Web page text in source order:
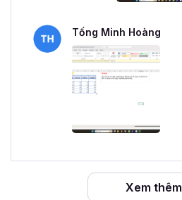
Tống Minh Hoàng
Xem thêm